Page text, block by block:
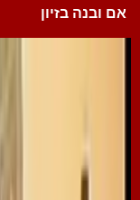
אם ובנה בזיון